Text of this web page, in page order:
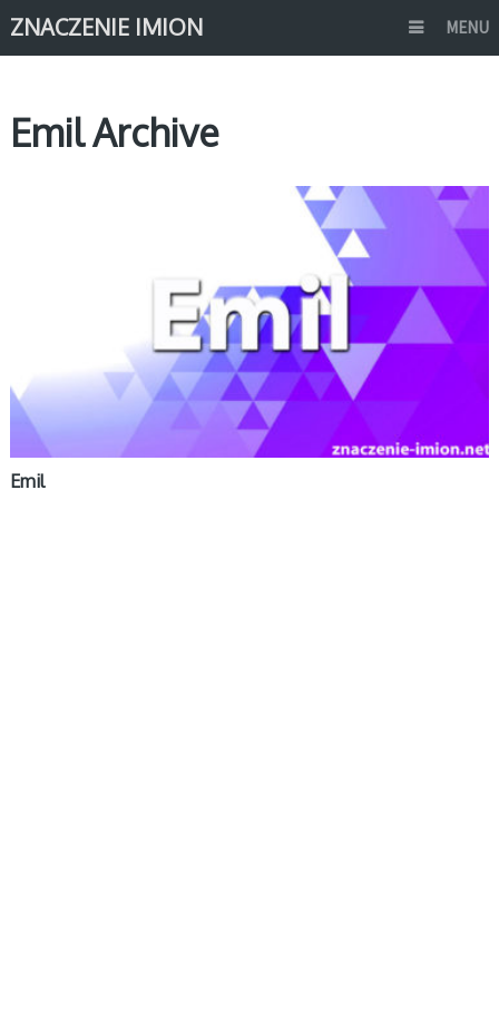
ZNACZENIE IMION MENU
Emil Archive
Emil